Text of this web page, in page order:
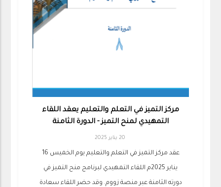
مركز التميز في التعلم والتعليم يعقد اللقاء
التمهيدي لمنح التميز - الدورة الثامنة
20 يناير 2025
عقد مركز التميز في التعلم والتعليم يوم الخميس 16
يناير 2025م اللقاء التمهيدي لبرنامج منح التميز في
دورته الثامنة عبر منصة زووم. وقد حضر اللقاء سعادة